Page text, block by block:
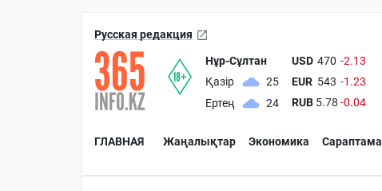
Русская редакция
Нұр-Сұлтан
Қазір
25
Ертең
24
USD 470 -2.13
EUR 543 -1.23
RUB 5.78 -0.04
ГЛАВНАЯ Жаңалықтар Экономика Сараптама